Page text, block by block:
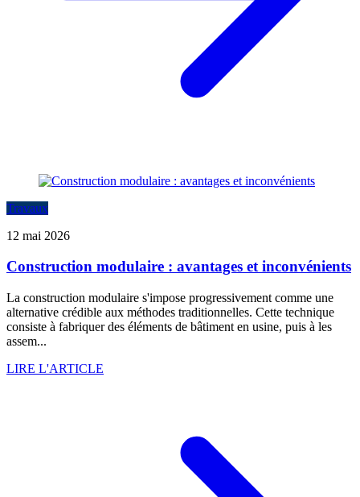
Travaux
12 mai 2026
Construction modulaire : avantages et inconvénients
La construction modulaire s'impose progressivement comme une
alternative crédible aux méthodes traditionnelles. Cette technique
consiste à fabriquer des éléments de bâtiment en usine, puis à les
assem...
LIRE L'ARTICLE